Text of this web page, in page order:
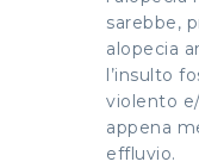
sarebbe,
alopecia
l’insulto
violento
appena
effluvio.